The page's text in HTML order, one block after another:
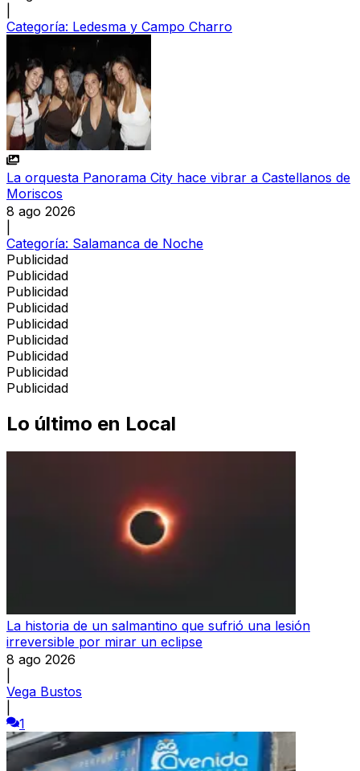
Categoría: Ledesma y Campo Charro
La orquesta Panorama City hace vibrar a Castellanos de
Moriscos
8 ago 2026
Categoría: Salamanca de Noche
Publicidad
Publicidad
Publicidad
Publicidad
Publicidad
Publicidad
Publicidad
Publicidad
Publicidad
Lo último en Local
La historia de un salmantino que sufrió una lesión
irreversible por mirar un eclipse
8 ago 2026
Vega Bustos
1